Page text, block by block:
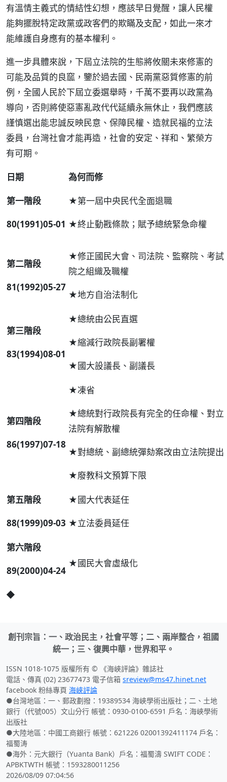
有溫情主義式的情結性幻想，應該早日覺醒，讓人民權
能夠擺脫特定政黨或政客們的欺瞞及支配，如此一來才
能維護自身應有的基本權利。
進一步具體來說，下屆立法院的生態將攸關未來修憲的
可能及品質的良窳，鑒於過去國、民兩黨惡質修憲的前
例，全國人民於下屆立委選舉時，千萬不要再以政黨為
導向，否則將使惡憲亂政代代延續永無休止，我們應該
謹慎選出能忠誠反映民意、保障民權、造就民福的立法
委員，台灣社會才能再造，社會的安定、祥和、繁榮方
有可期。
日期 為何而修
第一階段
80(1991)05-01
★第一屆中央民代全面退職
★終止動戡條款；賦予總統緊急命權
第二階段
81(1992)05-27
★修正國民大會、司法院、監察院、考試
院之組織及職權
★地方自治法制化
第三階段
83(1994)08-01
★總統由公民直選
★縮減行政院長副署權
★國大設議長、副議長
第四階段
86(1997)07-18
★凍省
★總統對行政院長有完全的任命權、對立
法院有解散權
★對總統、副總統彈劾案改由立法院提出
★廢教科文預算下限
第五階段
88(1999)09-03
★國大代表延任
★立法委員延任
第六階段
89(2000)04-24
★國民大會虛級化
◆
創刊宗旨：一、政治民主，社會平等；二、兩岸整合，祖國
統一；三、復興中華，世界和平。
ISSN 1018-1075 版權所有 © 《海峽評論》雜誌社
電話、傳真 (02) 23677473 電子信箱 sreview@ms47.hinet.net
facebook 粉絲專頁 海峽評論
●台灣地區：一、郵政劃撥：19389534 海峽學術出版社；二、土地
銀行（代號005）文山分行 帳號：0930-0100-6591 戶名：海峽學術
出版社
●大陸地區：中國工商銀行 帳號：621226 02001392411174 戶名：
福蜀涛
●海外：元大銀行（Yuanta Bank）戶名：福蜀濤 SWIFT CODE：
APBKTWTH 帳號：1593280011256
2026/08/09 07:04:56